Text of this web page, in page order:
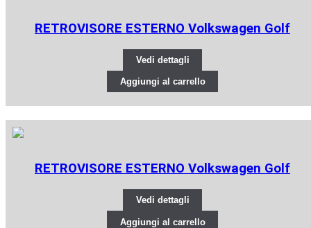
RETROVISORE ESTERNO Volkswagen Golf
Vedi dettagli
Aggiungi al carrello
RETROVISORE ESTERNO Volkswagen Golf
Vedi dettagli
Aggiungi al carrello